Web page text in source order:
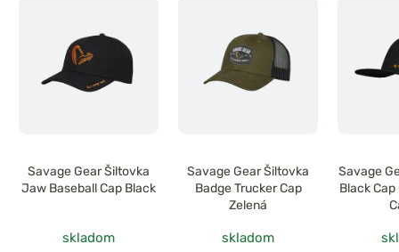
Savage Gear Šiltovka
Jaw Baseball Cap Black
skladom
Savage Gear Šiltovka
Badge Trucker Cap
Zelená
skladom
Savage
Black